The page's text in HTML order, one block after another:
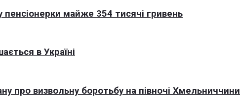
майже 354 тисячі гривень
в Україні
про визвольну боротьбу на півночі Хмельниччини